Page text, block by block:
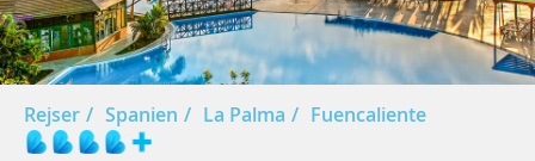
Rejser Spanien La Palma Fuencaliente